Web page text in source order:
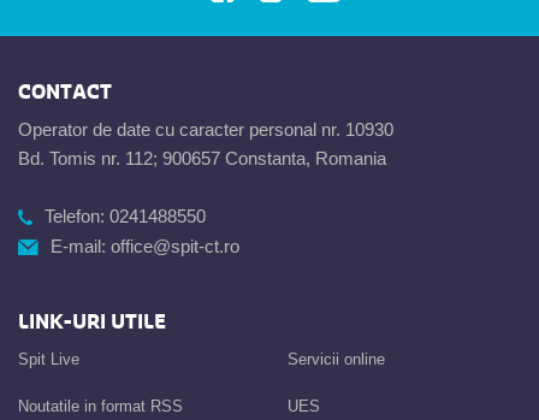
CONTACT
Operator de date cu caracter personal nr. 10930
Bd. Tomis nr. 112; 900657 Constanta, Romania
Telefon: 0241488550
E-mail: office@spit-ct.ro
LINK-URI UTILE
Spit Live
Noutatile in format RSS
Servicii online
UES